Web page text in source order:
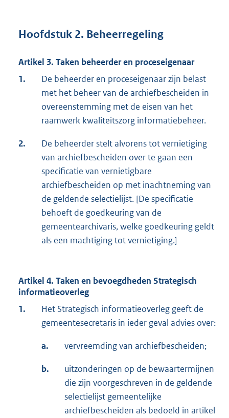
Hoofdstuk 2. Beheerregeling
Artikel 3. Taken beheerder en proceseigenaar
1.
De beheerder en proceseigenaar zijn belast
met het beheer van de archiefbescheiden in
overeenstemming met de eisen van het
raamwerk kwaliteitszorg informatiebeheer.
2.
De beheerder stelt alvorens tot vernietiging
van archiefbescheiden over te gaan een
specificatie van vernietigbare
archiefbescheiden op met inachtneming van
de geldende selectielijst. [De specificatie
behoeft de goedkeuring van de
gemeentearchivaris, welke goedkeuring geldt
als een machtiging tot vernietiging.]
Artikel 4. Taken en bevoegdheden Strategisch
informatieoverleg
1.
Het Strategisch informatieoverleg geeft de
gemeentesecretaris in ieder geval advies over:
a. vervreemding van archiefbescheiden;
b.
uitzonderingen op de bewaartermijnen
die zijn voorgeschreven in de geldende
selectielijst gemeentelijke
archiefbescheiden als bedoeld in artikel